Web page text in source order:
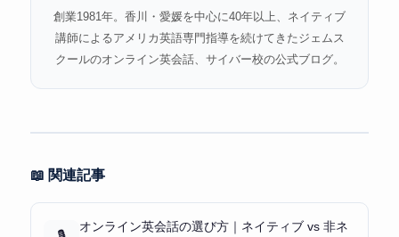
創業1981年。香川・愛媛を中心に40年以上、ネイティブ
講師によるアメリカ英語専門指導を続けてきたジェムス
クールのオンライン英会話、サイバー校の公式ブログ。
📖 関連記事
オンライン英会話の選び方｜ネイティブ vs 非ネ